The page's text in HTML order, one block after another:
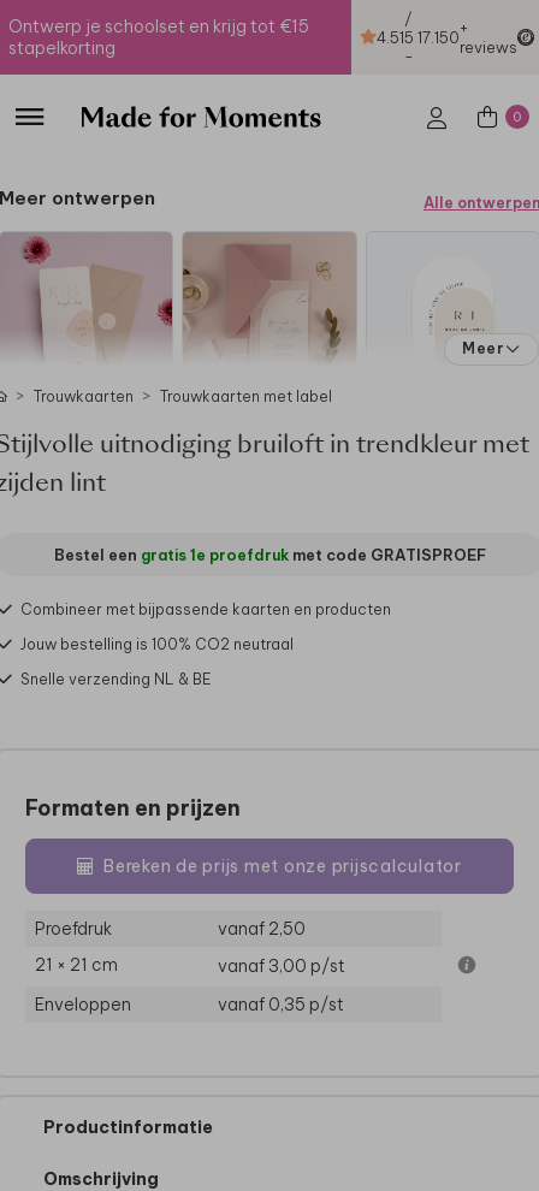
Ontwerp je schoolset en krijg tot €15
stapelkorting
4.51
/
5
-
17.150+
reviews
0
Meer ontwerpen Alle ontwerpen
Meer
Trouwkaarten Trouwkaarten met label
uitnodiging bruiloft in trendkleur met
lint
Bestel een gratis 1e proefdrukmet code GRATISPROEF
Combineer met bijpassende kaarten en producten
Jouw bestelling is 100% CO2 neutraal
Snelle verzending NL & BE
Formaten en prijzen
Bereken de prijs met onze prijscalculator
Proefdruk
vanaf 2,50
21 × 21 cm
vanaf 3,00 p/st
Enveloppen
vanaf 0,35 p/st
Productinformatie
Omschrijving